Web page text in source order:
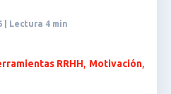
| Lectura 4 min
RRHH, Motivación,